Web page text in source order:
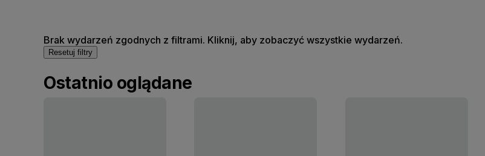
Brak wydarzeń zgodnych z filtrami. Kliknij, aby zobaczyć wszystkie wydarzeń.
Resetuj filtry
Ostatnio oglądane